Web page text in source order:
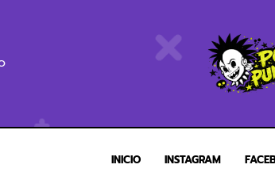
INICIO INSTAGRAM